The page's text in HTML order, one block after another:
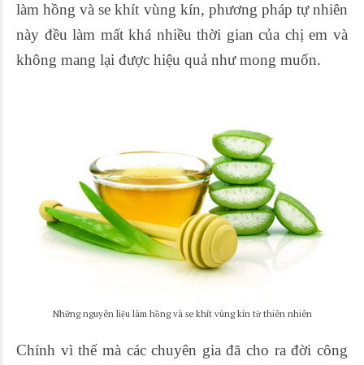
làm hồng và se khít vùng kín, phương pháp tự nhiên
này đều làm mất khá nhiều thời gian của chị em và
không mang lại được hiệu quả như mong muốn.
Những nguyên liệu làm hồng và se khít vùng kín từ thiên nhiên
Chính vì thế mà các chuyên gia đã cho ra đời công